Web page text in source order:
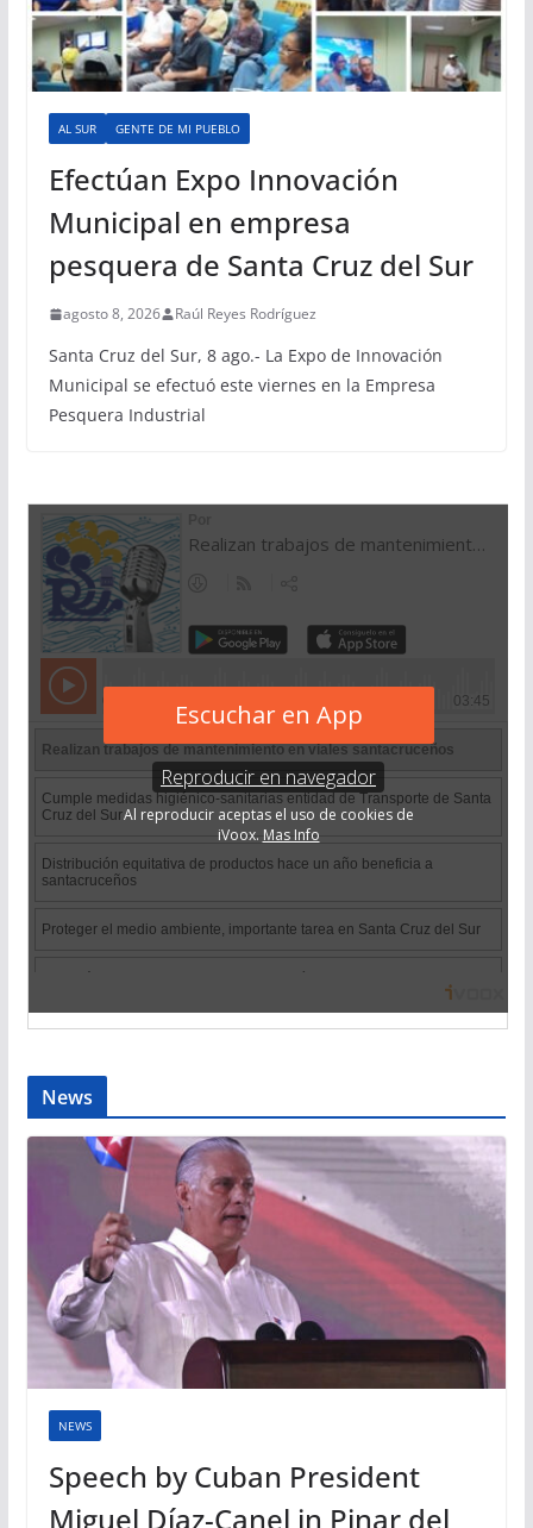
AL SUR GENTE DE MI PUEBLO
Efectúan Expo Innovación
Municipal en empresa
pesquera de Santa Cruz del Sur
agosto 8, 2026 Raúl Reyes Rodríguez
Santa Cruz del Sur, 8 ago.- La Expo de Innovación
Municipal se efectuó este viernes en la Empresa
Pesquera Industrial
News
NEWS
Speech by Cuban President
Miguel Díaz-Canel in Pinar del